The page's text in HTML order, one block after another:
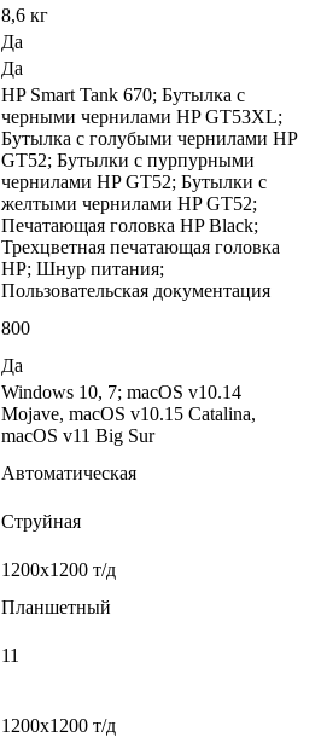
8,6 кг
Да
Да
HP Smart Tank 670; Бутылка с
черными чернилами HP GT53XL;
Бутылка с голубыми чернилами HP
GT52; Бутылки с пурпурными
чернилами HP GT52; Бутылки с
желтыми чернилами HP GT52;
Печатающая головка HP Black;
Трехцветная печатающая головка
HP; Шнур питания;
Пользовательская документация
800
Да
Windows 10, 7; macOS v10.14
Mojave, macOS v10.15 Catalina,
macOS v11 Big Sur
Автоматическая
Струйная
1200x1200 т/д
Планшетный
11
1200x1200 т/д